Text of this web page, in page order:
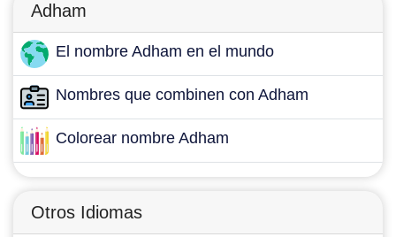
Adham
El nombre Adham en el mundo
Nombres que combinen con Adham
Colorear nombre Adham
Otros Idiomas